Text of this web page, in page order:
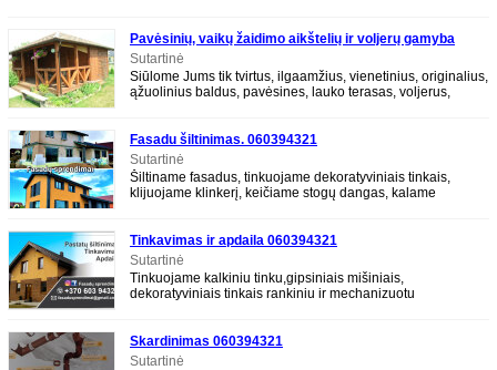
Pavėsinių, vaikų žaidimo aikštelių ir voljerų gamyba
Sutartinė
Siūlome Jums tik tvirtus, ilgaamžius, vienetinius, originalius,
ąžuolinius baldus, pavėsines, lauko terasas, voljerus,
Fasadu šiltinimas. 060394321
Sutartinė
Šiltiname fasadus, tinkuojame dekoratyviniais tinkais,
klijuojame klinkerį, keičiame stogų dangas, kalame
Tinkavimas ir apdaila 060394321
Sutartinė
Tinkuojame kalkiniu tinku,gipsiniais mišiniais,
dekoratyviniais tinkais rankiniu ir mechanizuotu
Skardinimas 060394321
Sutartinė